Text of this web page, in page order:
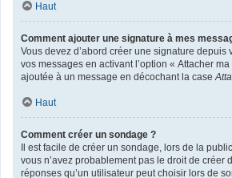
Haut
Comment ajouter une signature à mes
Vous devez d’abord créer une signature
vos messages en activant l’option « Attacher
ajoutée à un message en décochant la case
Haut
Comment créer un sondage ?
Il est facile de créer un sondage, lors de la
vous n’avez probablement pas le droit de
réponses qu’un utilisateur peut choisir lors de